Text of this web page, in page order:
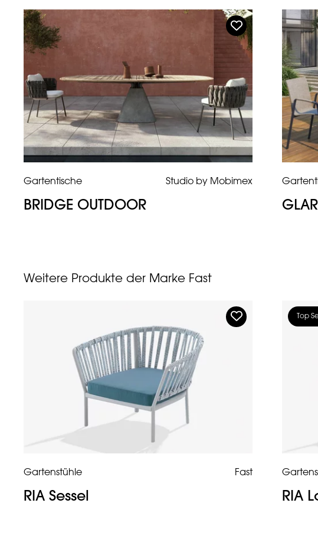
Gartentische Studio by Mobimex
BRIDGE OUTDOOR
Weitere Produkte der Marke Fast
Gartenstühle Fast
RIA Sessel
Top
RIA